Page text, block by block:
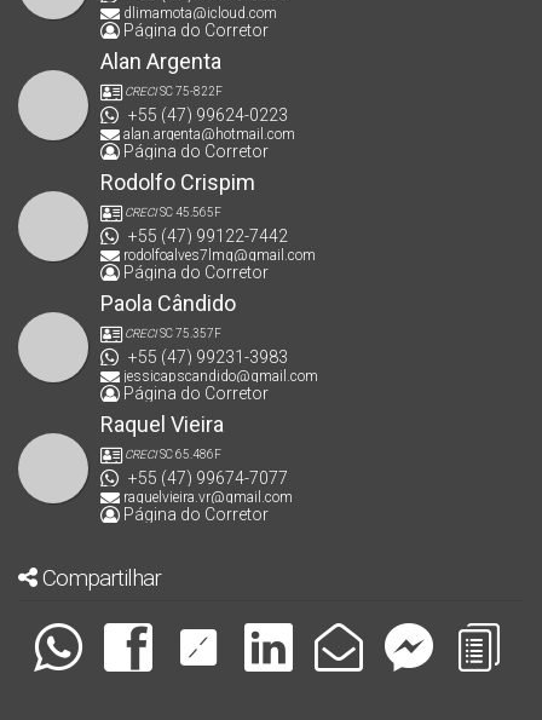
dlimamota@icloud.com
Página do Corretor
Alan Argenta
CRECISC 75-822F
+55 (47) 99624-0223
alan.argenta@hotmail.com
Página do Corretor
Rodolfo Crispim
CRECISC 45.565F
+55 (47) 99122-7442
rodolfoalves7lmg@gmail.com
Página do Corretor
Paola Cândido
CRECISC 75.357F
+55 (47) 99231-3983
jessicapscandido@gmail.com
Página do Corretor
Raquel Vieira
CRECISC 65.486F
+55 (47) 99674-7077
raquelvieira.vr@gmail.com
Página do Corretor
Compartilhar